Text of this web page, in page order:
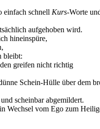
einfach schnell Kurs-Worte
aufgehoben wird.
hineinspüre,
bleibt:
greifen nicht richtig
Schein-Hülle über dem
scheinbar abgemildert.
Wechsel vom Ego zum